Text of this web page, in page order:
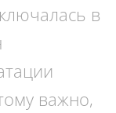
в
важно,